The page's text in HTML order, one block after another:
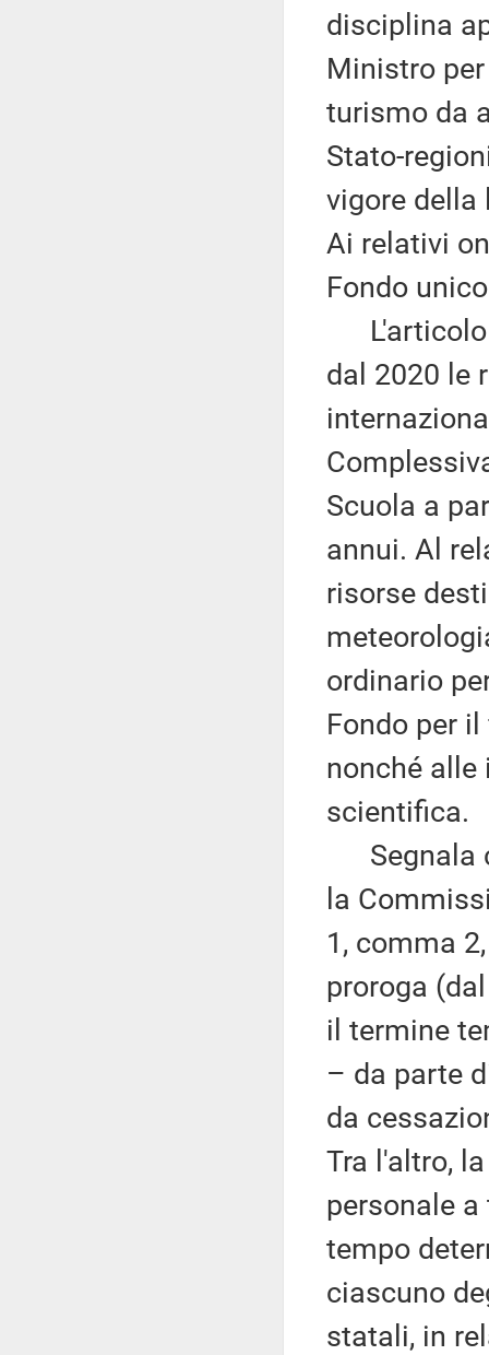
disciplina
Ministro
turismo da
Stato-
vigore della
Ai relativi
Fondo
L'articolo
dal 2020 le
Scuola a
annui. Al
risorse
ordinario
Fondo per
nonché
scientifica.
Segnala
la
1, comma
proroga
il termine
– da parte
da
Tra l'altro,
personale
tempo
ciascuno
statali, in